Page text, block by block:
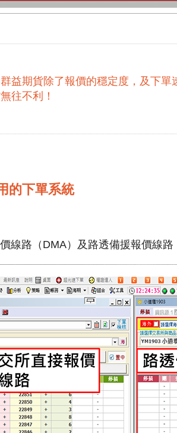
益期貨除了報價的穩定度，及下
往不利！
的下單系統
線路（DMA）及路透備援報價線